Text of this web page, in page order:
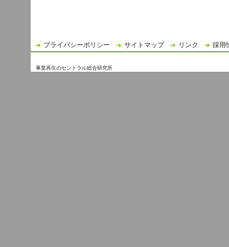
プライバシーポリシー サイトマップ リンク 採用
事業再生のセントラル総合研究所